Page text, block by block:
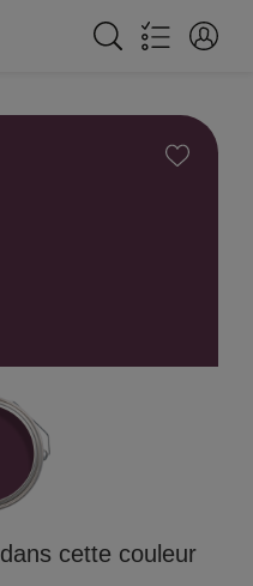
cette couleur